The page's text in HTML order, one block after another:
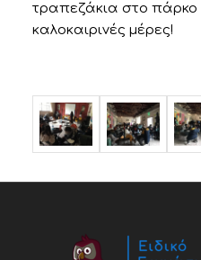
τραπεζάκια στο πάρκο
καλοκαιρινές μέρες!